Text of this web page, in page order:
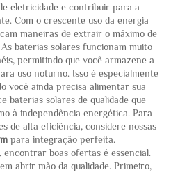
eletricidade e contribuir para a
Com o crescente uso da energia
maneiras de extrair o máximo de
baterias solares funcionam muito
permitindo que você armazene a
uso noturno. Isso é especialmente
você ainda precisa alimentar sua
baterias solares de qualidade que
à independência energética. Para
de alta eficiência, considere nossas
para integração perfeita.
boas ofertas é essencial.
abrir mão da qualidade. Primeiro,